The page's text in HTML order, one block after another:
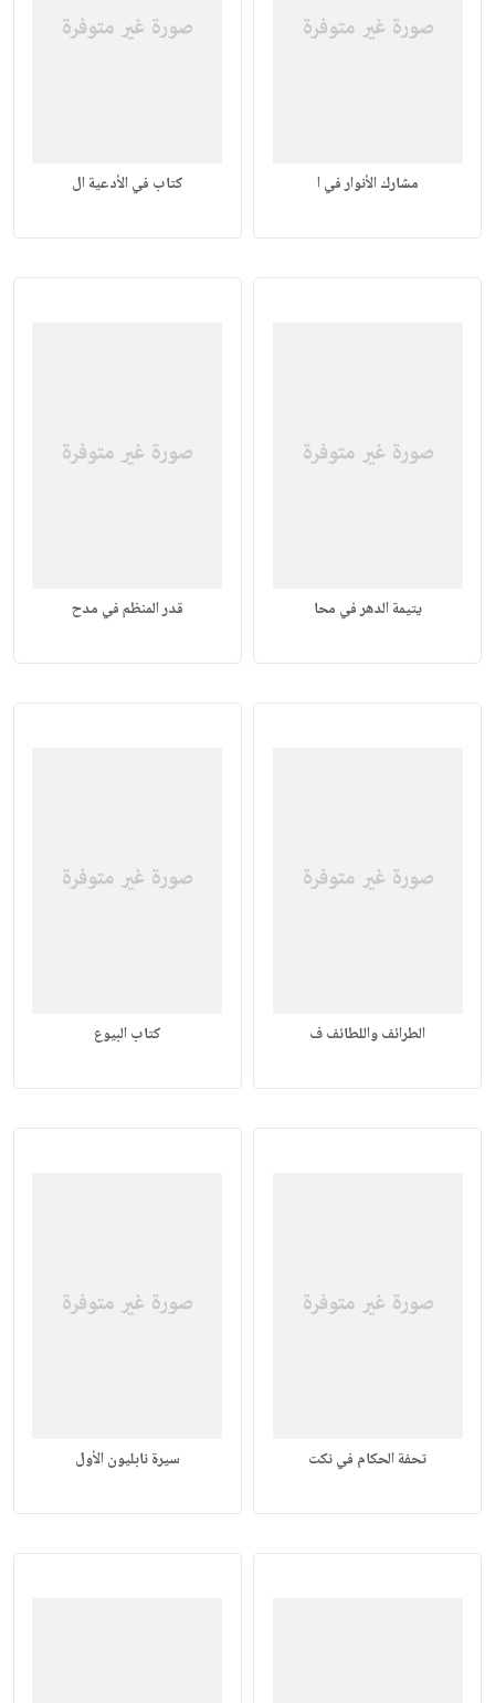
مشارك الأنوار في ا كتاب في الأدعية ال
يتيمة الدهر في محا قدر المنظم في مدح
الطرائف واللطائف ف كتاب البيوع
تحفة الحكام في نكت سيرة نابليون الأول